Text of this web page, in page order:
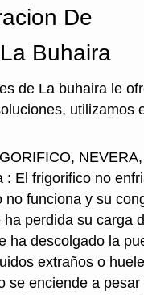
De
Buhaira
de La buhaira le
utilizamos
: El frigorifico no
funciona y su
perdida su carga
ha descolgado la
extraños o
se enciende a